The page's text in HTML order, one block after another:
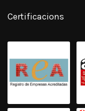
Certificacions